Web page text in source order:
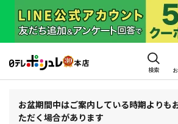
検索
お盆期間中はご案内している時期よりも
ただく場合があります